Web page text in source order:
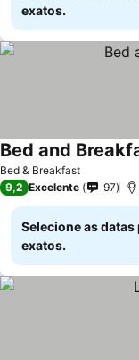
exatos.
Bed & Breakfast
Bed and
9,2 Excelente 97
Selecione as
exatos.